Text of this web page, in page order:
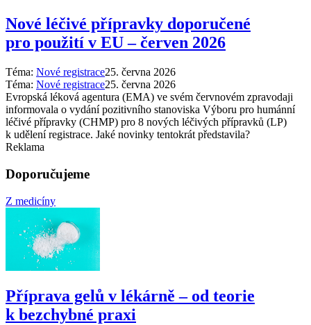
Nové léčivé přípravky doporučené
pro použití v EU –⁠ červen 2026
Téma: Nové registrace25. června 2026
Téma: Nové registrace25. června 2026
Evropská léková agentura (EMA) ve svém červnovém zpravodaji
informovala o vydání pozitivního stanoviska Výboru pro humánní
léčivé přípravky (CHMP) pro 8 nových léčivých přípravků (LP)
k udělení registrace. Jaké novinky tentokrát představila?
Reklama
Doporučujeme
Z medicíny
Příprava gelů v lékárně –⁠ od teorie
k bezchybné praxi